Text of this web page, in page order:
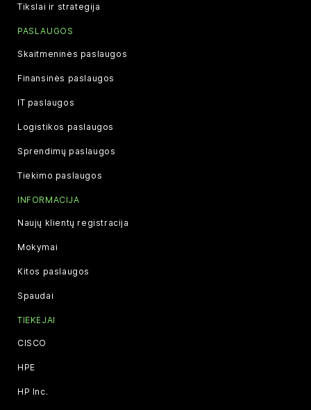
Tikslai ir strategija
PASLAUGOS
Skaitmeninės paslaugos
Finansinės paslaugos
IT paslaugos
Logistikos paslaugos
Sprendimų paslaugos
Tiekimo paslaugos
INFORMACIJA
Naujų klientų registracija
Mokymai
Kitos paslaugos
Spaudai
TIEKĖJAI
CISCO
HPE
HP Inc.